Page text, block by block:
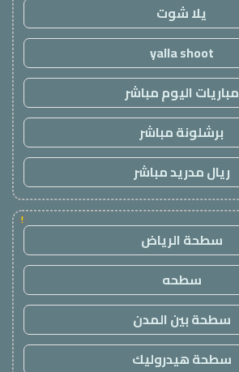
يلا شوت
yalla shoot
مباريات اليوم مباشر
برشلونة مباشر
ريال مدريد مباشر
!
سطحة الرياض
سطحه
سطحة بين المدن
سطحة هيدروليك